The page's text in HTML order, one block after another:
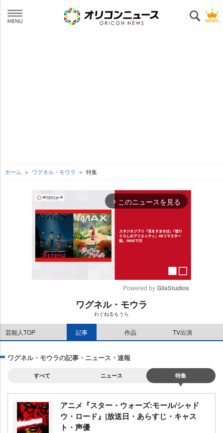
ホーム ワグネル・モウラ 特集
arrow_forward_ios このニュースを見る
Powered by GliaStudios
ワグネル・モウラ
わぐねるもうら
芸能人TOP 記事 作品 TV出演
ワグネル・モウラの記事・ニュース・速報
すべて ニュース 特集
アニメ『スター・ウォーズ:モール/シャド
ウ・ロード』|放送日・あらすじ・キャス
ト・声優